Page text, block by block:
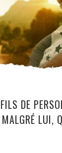
FILS DE
MALGRÉ LUI,